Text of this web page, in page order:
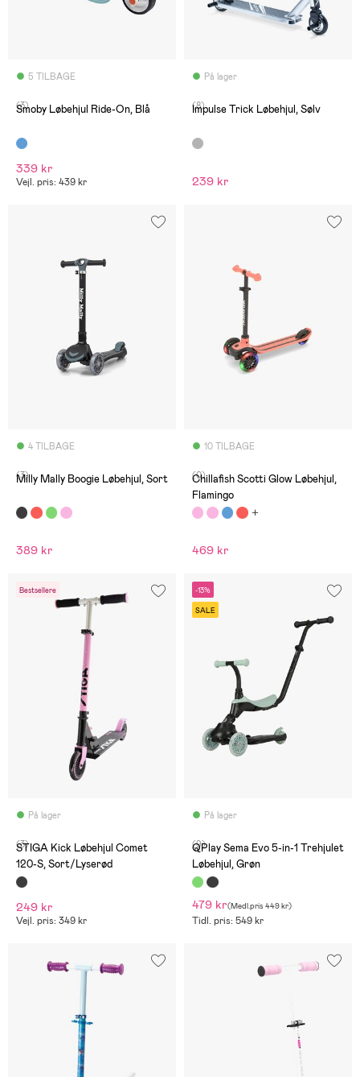
5 TILBAGE
(3)
Smoby Løbehjul Ride-On, Blå
339 kr
Vejl. pris: 439 kr
På lager
(8)
Impulse Trick Løbehjul, Sølv
239 kr
4 TILBAGE
(3)
Milly Mally Boogie Løbehjul, Sort
389 kr
10 TILBAGE
(0)
Chillafish Scotti Glow Løbehjul,
Flamingo
469 kr
Bestsellere
På lager
(3)
STIGA Kick Løbehjul Comet
120-S, Sort/Lyserød
249 kr
Vejl. pris: 349 kr
-13%
SALE
På lager
(9)
QPlay Sema Evo 5-in-1 Trehjulet
Løbehjul, Grøn
479 kr(Medl.pris 449 kr)
Tidl. pris: 549 kr